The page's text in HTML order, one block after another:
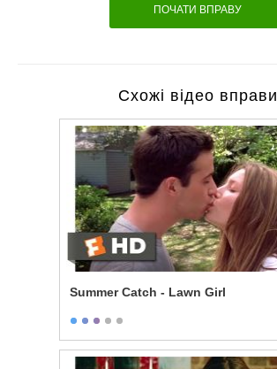
ПОЧАТИ ВПРАВУ
Схожі відео вправи
Summer Catch - Lawn Girl